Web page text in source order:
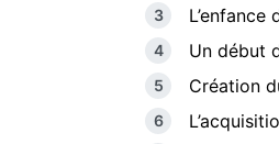
L’enfance
Un début
Création